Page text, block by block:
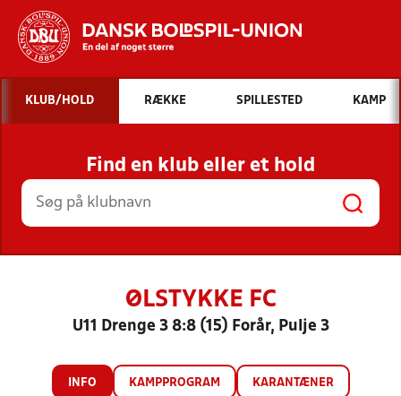
Hvad vil du søge efter?
INDHOLD OG NYHEDER
STILLINGER, RESULTATER, KLUBBER OG
HOLD
KLUB/HOLD RÆKKE SPILLESTED KAMP
Find en klub eller et hold
ØLSTYKKE FC
U11 Drenge 3 8:8 (15) Forår, Pulje 3
INFO KAMPPROGRAM KARANTÆNER